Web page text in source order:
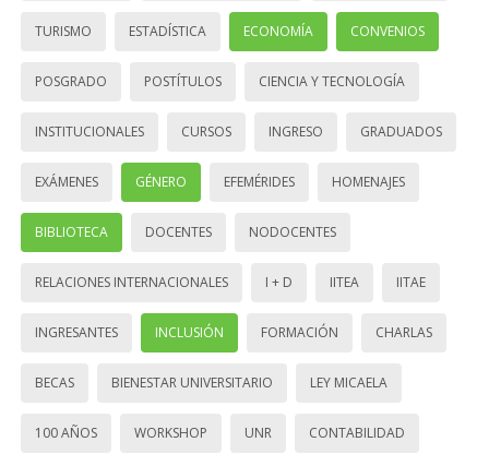
TURISMO ESTADÍSTICA ECONOMÍA CONVENIOS
POSGRADO POSTÍTULOS CIENCIA Y TECNOLOGÍA
INSTITUCIONALES CURSOS INGRESO GRADUADOS
EXÁMENES GÉNERO EFEMÉRIDES HOMENAJES
BIBLIOTECA DOCENTES NODOCENTES
RELACIONES INTERNACIONALES I + D IITEA IITAE
INGRESANTES INCLUSIÓN FORMACIÓN CHARLAS
BECAS BIENESTAR UNIVERSITARIO LEY MICAELA
100 AÑOS WORKSHOP UNR CONTABILIDAD